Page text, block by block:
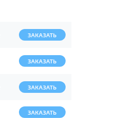
ЗАКАЗАТЬ
ЗАКАЗАТЬ
ЗАКАЗАТЬ
ЗАКАЗАТЬ